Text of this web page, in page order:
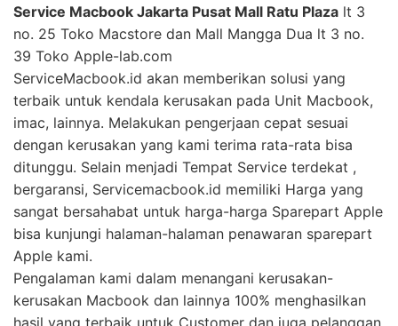
Service Macbook Jakarta Pusat Mall Ratu Plaza lt 3
no. 25 Toko Macstore dan Mall Mangga Dua lt 3 no.
39 Toko Apple-lab.com
ServiceMacbook.id akan memberikan solusi yang
terbaik untuk kendala kerusakan pada Unit Macbook,
imac, lainnya. Melakukan pengerjaan cepat sesuai
dengan kerusakan yang kami terima rata-rata bisa
ditunggu. Selain menjadi Tempat Service terdekat ,
bergaransi, Servicemacbook.id memiliki Harga yang
sangat bersahabat untuk harga-harga Sparepart Apple
bisa kunjungi halaman-halaman penawaran sparepart
Apple kami.
Pengalaman kami dalam menangani kerusakan-
kerusakan Macbook dan lainnya 100% menghasilkan